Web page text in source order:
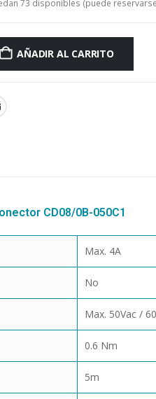
73 disponibles (puede
AÑADIR AL CARRITO
CD08/0B-050C1
Max. 4A
No
Max. 50Vac /
0.6 Nm
5m